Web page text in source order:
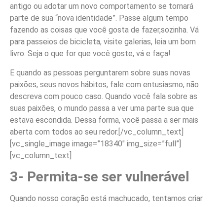
antigo ou adotar um novo comportamento se tornará
parte de sua “nova identidade”. Passe algum tempo
fazendo as coisas que você gosta de fazer,sozinha. Vá
para passeios de bicicleta, visite galerias, leia um bom
livro. Seja o que for que você goste, vá e faça!
E quando as pessoas perguntarem sobre suas novas
paixões, seus novos hábitos, fale com entusiasmo, não
descreva com pouco caso. Quando você fala sobre as
suas paixões, o mundo passa a ver uma parte sua que
estava escondida. Dessa forma, você passa a ser mais
aberta com todos ao seu redor. [/vc_column_text]
[vc_single_image image=”18340″ img_size=”full”]
[vc_column_text]
3- Permita-se ser vulnerável
Quando nosso coração está machucado, tentamos criar